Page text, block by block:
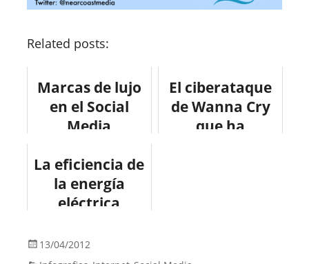
Related posts:
Marcas de lujo
en el Social
Media
#marketing
#socialmedia
El ciberataque
de Wanna Cry
que ha
La eficiencia de
la energía
eléctrica
#medioambient
13/04/2012